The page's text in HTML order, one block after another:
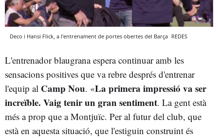
Deco i Hansi Flick, a l'entrenament de portes obertes del Barça REDES
L'entrenador blaugrana espera continuar amb les
sensacions positives que va rebre després d'entrenar
l'equip al Camp Nou. «La primera impressió va ser
increïble. Vaig tenir un gran sentiment. La gent està
més a prop que a Montjuïc. Per al futur del club, que
està en aquesta situació, que l'estiguin construint és